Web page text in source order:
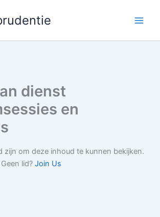
dienst
en
zijn om deze inhoud te kunnen bekijken.
Geen lid?Join Us